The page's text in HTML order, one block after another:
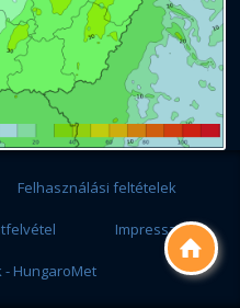

Felhasználási feltételek
Impresszum
HungaroMet